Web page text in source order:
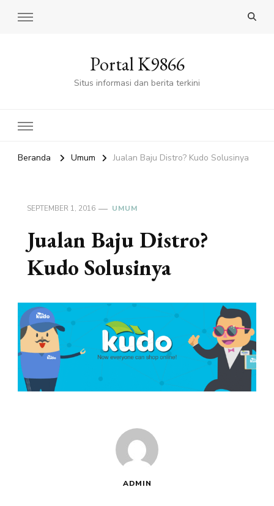
Portal K9866
Situs informasi dan berita terkini
Beranda Umum Jualan Baju Distro? Kudo Solusinya
SEPTEMBER 1, 2016 UMUM
Jualan Baju Distro?
Kudo Solusinya
ADMIN